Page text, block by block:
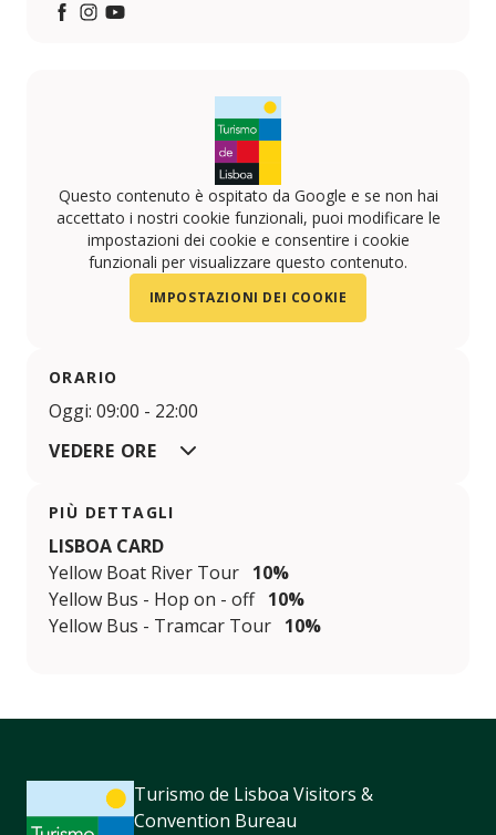
Questo contenuto è ospitato da Google e se non hai
accettato i nostri cookie funzionali, puoi modificare le
impostazioni dei cookie e consentire i cookie
funzionali per visualizzare questo contenuto.
IMPOSTAZIONI DEI COOKIE
ORARIO
Oggi: 09:00 - 22:00
VEDERE ORE
PIÙ DETTAGLI
LISBOA CARD
Yellow Boat River Tour 10%
Yellow Bus - Hop on - off 10%
Yellow Bus - Tramcar Tour 10%
Turismo de Lisboa Visitors &
Convention Bureau